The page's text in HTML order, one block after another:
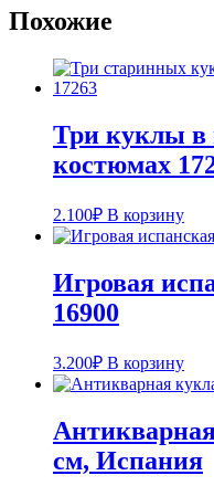
Похожие
Три куклы в
костюмах
2.100₽ В корзину
Игровая
16900
3.200₽ В корзину
см, Испания